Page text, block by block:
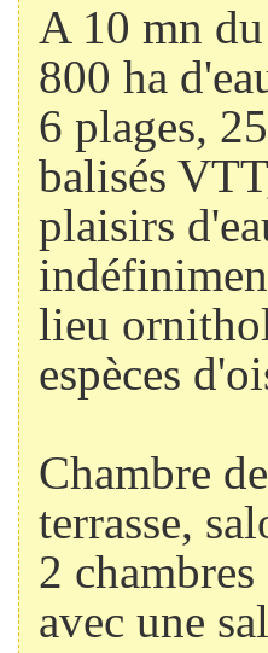
A 10 mn
800 ha
6 plages,
balisés
plaisirs
lieu
espèces
Chambre
terrasse,
2 chambres
avec une